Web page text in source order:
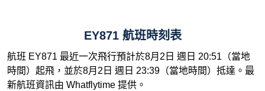
EY871 航班時刻表
航班 EY871 最近一次飛行預計於8月2日 週日 20:51（當地
時間）起飛，並於8月2日 週日 23:39（當地時間）抵達。最
新航班資訊由 Whatflytime 提供。